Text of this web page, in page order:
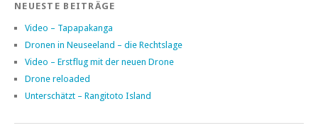
NEUESTE BEITRÄGE
Video – Tapapakanga
Dronen in Neuseeland – die Rechtslage
Video – Erstflug mit der neuen Drone
Drone reloaded
Unterschätzt – Rangitoto Island